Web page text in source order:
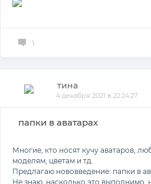
1
тина
4 декабря 2021 в 22:24:27
папки в аватарах
Многие, кто носят кучу аватаров,
моделям, цветам и тд.
Предлагаю нововведение: папки в
Не знаю, насколько это выполнимо,